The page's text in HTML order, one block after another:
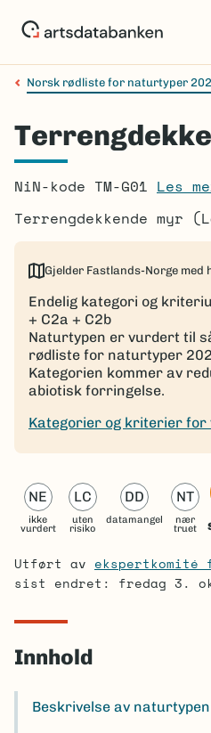
Navigasjonssti
Norsk rødliste for naturtyper
NiN-kode TM-G01 Les
Terrengdekkende myr
Gjelder Fastlands-Norge med
Endelig kategori og
+ C2a + C2b
Naturtypen er vurdert til
rødliste for naturtyper
Kategorien kommer av
abiotisk forringelse.
Kategorier og kriterier for
NE
ikke
vurdert
LC
uten
risiko
DD
datamangel
NT
nær
truet
Utført av ekspertkomité
sist endret: fredag 3.
Innhold
Beskrivelse av naturtypen